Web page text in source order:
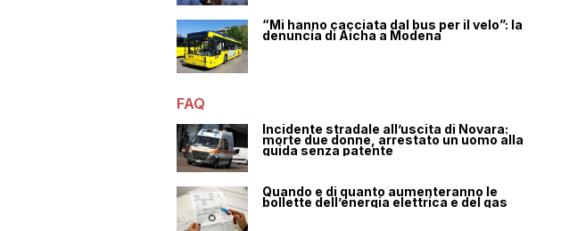
“Mi hanno cacciata dal bus per il velo”: la
denuncia di Aicha a Modena
FAQ
Incidente stradale all’uscita di Novara:
morte due donne, arrestato un uomo alla
guida senza patente
Quando e di quanto aumenteranno le
bollette dell’energia elettrica e del gas